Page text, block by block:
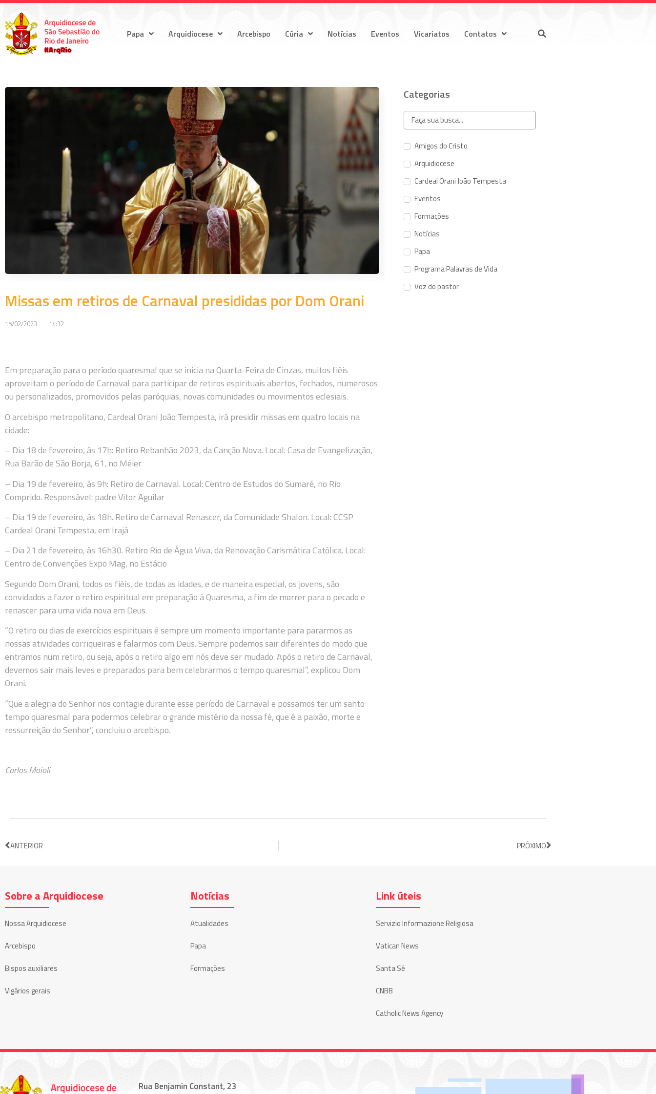
Papa Arquidiocese Arcebispo Cúria Notícias Eventos Vicariatos Contatos
Missas em retiros de Carnaval presididas por Dom Orani
15/02/2023 14:32
Em preparação para o período quaresmal que se inicia na Quarta-Feira de Cinzas, muitos fiéis
aproveitam o período de Carnaval para participar de retiros espirituais abertos, fechados, numerosos
ou personalizados, promovidos pelas paróquias, novas comunidades ou movimentos eclesiais.
O arcebispo metropolitano, Cardeal Orani João Tempesta, irá presidir missas em quatro locais na
cidade:
– Dia 18 de fevereiro, às 17h: Retiro Rebanhão 2023, da Canção Nova. Local: Casa de Evangelização,
Rua Barão de São Borja, 61, no Méier
– Dia 19 de fevereiro, às 9h: Retiro de Carnaval. Local: Centro de Estudos do Sumaré, no Rio
Comprido. Responsável: padre Vitor Aguilar
– Dia 19 de fevereiro, às 18h. Retiro de Carnaval Renascer, da Comunidade Shalon. Local: CCSP
Cardeal Orani Tempesta, em Irajá
– Dia 21 de fevereiro, às 16h30. Retiro Rio de Água Viva, da Renovação Carismática Católica. Local:
Centro de Convenções Expo Mag, no Estácio
Segundo Dom Orani, todos os fiéis, de todas as idades, e de maneira especial, os jovens, são
convidados a fazer o retiro espiritual em preparação à Quaresma, a fim de morrer para o pecado e
renascer para uma vida nova em Deus.
“O retiro ou dias de exercícios espirituais é sempre um momento importante para pararmos as
nossas atividades corriqueiras e falarmos com Deus. Sempre podemos sair diferentes do modo que
entramos num retiro, ou seja, após o retiro algo em nós deve ser mudado. Após o retiro de Carnaval,
devemos sair mais leves e preparados para bem celebrarmos o tempo quaresmal”, explicou Dom
Orani.
“Que a alegria do Senhor nos contagie durante esse período de Carnaval e possamos ter um santo
tempo quaresmal para podermos celebrar o grande mistério da nossa fé, que é a paixão, morte e
ressurreição do Senhor”, concluiu o arcebispo.
Carlos Moioli
Categorias
Amigos do Cristo
Arquidiocese
Cardeal Orani João Tempesta
Eventos
Formações
Notícias
Papa
Programa Palavras de Vida
Voz do pastor
ANTERIOR PRÓXIMO
Sobre a Arquidiocese
Nossa Arquidiocese
Arcebispo
Bispos auxiliares
Vigários gerais
Notícias
Atualidades
Papa
Formações
Link úteis
Servizio Informazione Religiosa
Vatican News
Santa Sé
CNBB
Catholic News Agency
Rua Benjamin Constant, 23